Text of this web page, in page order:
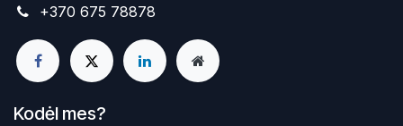
+370 675 78878
Kodėl mes?